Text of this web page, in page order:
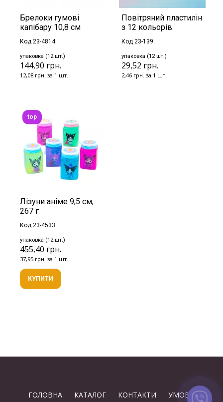
Брелоки гумові
капібару 10,8 см
Код 23-4814
упаковка (12 шт.)
144,90 грн.
12,08 грн. за 1 шт.
Повітряний пластилін
з 12 кольорів
Код 23-139
упаковка (12 шт.)
29,52 грн.
2,46 грн. за 1 шт.
Лізуни аніме 9,5 см,
267 г
Код 23-4533
упаковка (12 шт.)
455,40 грн.
37,95 грн. за 1 шт.
top
КУПИТИ
ГОЛОВНА КАТАЛОГ КОНТАКТИ УМОВИ